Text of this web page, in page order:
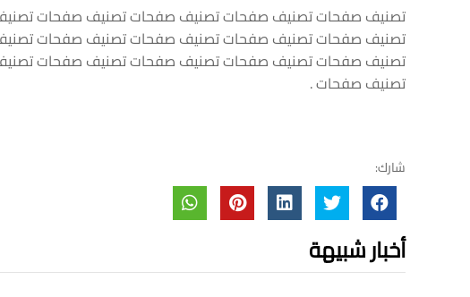
تصنيف صفحات تصنيف صفحات تصنيف صفحات تصنيف صفحات
تصنيف صفحات تصنيف صفحات تصنيف صفحات تصنيف صفحات
تصنيف صفحات تصنيف صفحات تصنيف صفحات تصنيف صفحات
تصنيف صفحات .
شارك:
أخبار شبيهة